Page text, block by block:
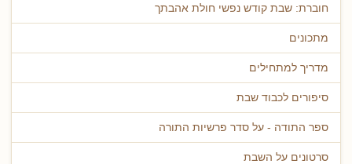
חוברת: שבת קודש נפשי חולת אהבתך
מתכונים
מדריך למתחילים
סיפורים לכבוד שבת
ספר התודה - על סדר פרשיות התורה
סרטונים על השבת